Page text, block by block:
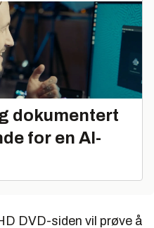
dokumentert
for en AI-
DVD-siden vil prøve å